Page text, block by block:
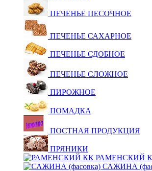
ПЕЧЕНЬЕ ПЕСОЧНОЕ
ПЕЧЕНЬЕ САХАРНОЕ
ПЕЧЕНЬЕ СДОБНОЕ
ПЕЧЕНЬЕ СЛОЖНОЕ
ПИРОЖНОЕ
ПОМАДКА
ПОСТНАЯ ПРОДУКЦИЯ
ПРЯНИКИ
РАМЕНСКИЙ
САЖИНА